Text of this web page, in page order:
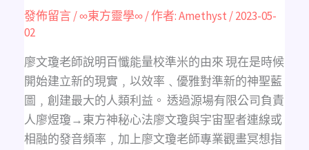
發佈留言/∞東方靈學∞/ 作者:Amethyst /2023-05-
02
廖文瓊老師說明百懺能量校準米的由來 現在是時候
開始建立新的現實﹐以效率﹑優雅對準新的神聖藍
圖﹐創建最大的人類利益。 透過源場有限公司負責
人廖煜瓊→東方神秘心法廖文瓊與宇宙聖者連線或
相融的發音頻率﹐加上廖文瓊老師專業觀畫冥想指
瓊
老